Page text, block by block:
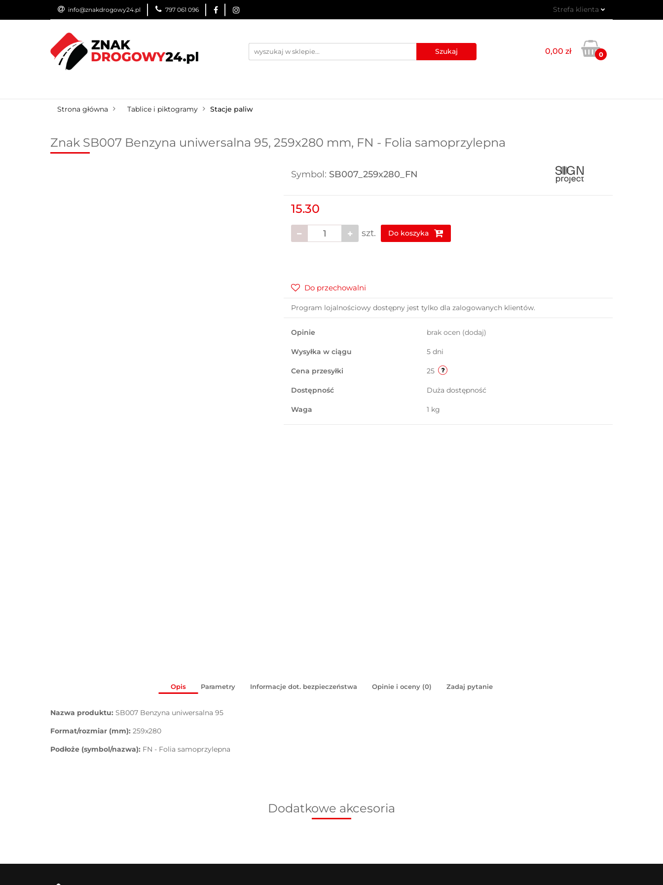
info@znakdrogowy24.pl 797 061 096 Strefa klienta
Zarejestruj się
Dodaj zgłoszenie
0,00 zł 0
ZNAKI DROGOWE URZĄDZENIA BRD
Strona główna Tablice i piktogramy Stacje paliw
Znak SB007 Benzyna uniwersalna 95, 259x280 mm, FN - Folia samoprzylepna
Symbol: SB007_259x280_FN
15.30
szt. Do koszyka
Do przechowalni
Program lojalnościowy dostępny jest tylko dla zalogowanych klientów.
Opinie brak ocen (dodaj)
Wysyłka w ciągu 5 dni
Cena przesyłki 25
Dostępność Duża dostępność
Waga 1 kg
Opis Parametry Informacje dot. bezpieczeństwa Opinie i oceny (0) Zadaj pytanie
Nazwa produktu: SB007 Benzyna uniwersalna 95
Format/rozmiar (mm): 259x280
Podłoże (symbol/nazwa): FN - Folia samoprzylepna
Dodatkowe akcesoria